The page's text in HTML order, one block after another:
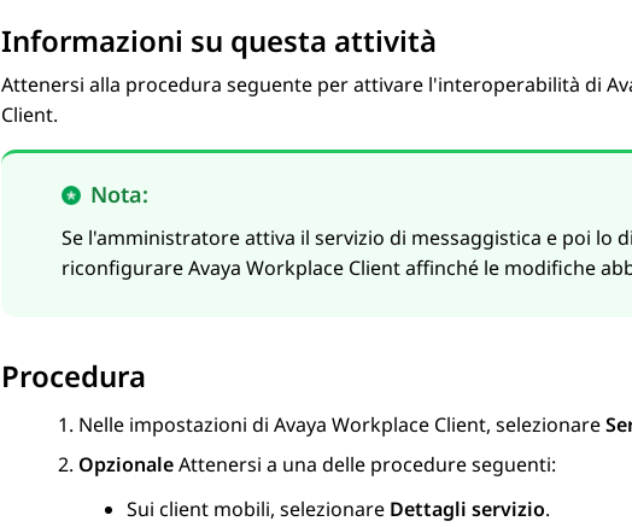
Informazioni su questa attività
Attenersi alla procedura seguente per attivare l'interoperabilità di
Client.
Nota:
Se l'amministratore attiva il servizio di messaggistica e poi lo
riconfigurareAvaya Workplace Clientaffinché le modifiche
Procedura
Nelle impostazioni di Avaya Workplace Client, selezionare
OpzionaleAttenersi a una delle procedure seguenti:
Sui client mobili, selezionare Dettagli servizio.